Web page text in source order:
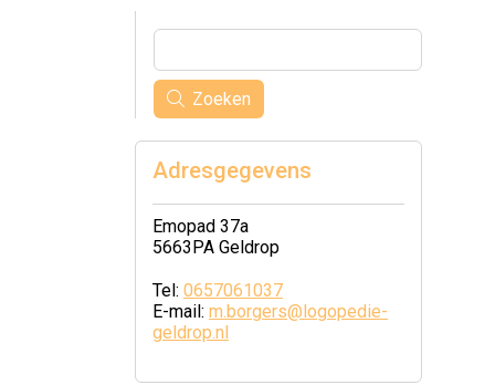
Zoeken
Adresgegevens
Emopad 37a
5663PA Geldrop
Tel: 0657061037
E-mail: m.borgers@logopedie-
geldrop.nl